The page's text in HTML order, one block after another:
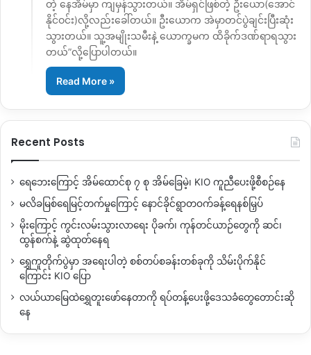
တဲ့ နေအိမ်မှာ ကျမှန်သွားတယ်။ အိမ်ရှင်ဖြစ်တဲ့ ဦးယော(အောင်
နိုင်ဝင်း)လို့လည်းခေါ်တယ်။ ဦးယောက အဲမှာတင်ပွဲချင်းပြီးဆုံး
သွားတယ်။ သူ့အမျိုးသမီးနဲ့ ယောက္ခမက ထိခိုက်ဒဏ်ရာရသွား
တယ်”လို့ပြောပါတယ်။
Read More »
Recent Posts
ရေဘေးကြောင့် အိမ်ထောင်စု ၇ စု အိမ်ခြေမဲ့၊ KIO ကူညီပေးဖို့စီစဉ်နေ
မလိခမြစ်ရေမြင့်တက်မှုကြောင့် နောင်ခိုင်ရွာတဝက်ခန့်ရေနစ်မြှပ်
မိုးကြောင့် ကွင်းလမ်းသွားလာရေး ပိုခက်၊ ကုန်တင်ယာဉ်တွေကို ဆင်၊
ထွန်စက်နဲ့ ဆွဲထုတ်နေရ
ရွှေကူတိုက်ပွဲမှာ အရေးပါတဲ့ စစ်တပ်စခန်းတစ်ခုကို သိမ်းပိုက်နိုင်
ကြောင်း KIO ပြော
လယ်ယာမြေထဲရွှေတူးဖော်နေတာကို ရပ်တန့်ပေးဖို့ဒေသခံတွေတောင်းဆို
နေ